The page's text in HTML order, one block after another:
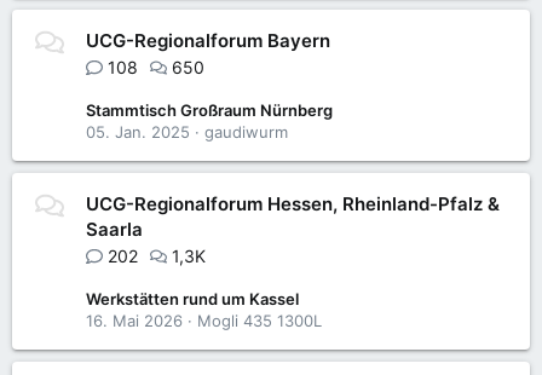
UCG-Regionalforum Bayern
108 650
Stammtisch Großraum Nürnberg
05. Jan. 2025
gaudiwurm
UCG-Regionalforum Hessen, Rheinland-Pfalz &
Saarla
202 1,3K
Werkstätten rund um Kassel
16. Mai 2026
Mogli 435 1300L